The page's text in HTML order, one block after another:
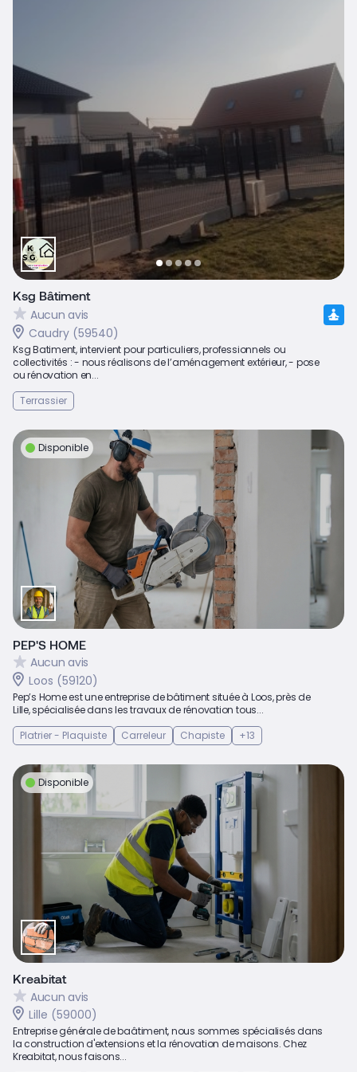
Ksg Bâtiment
Aucun avis
Caudry (59540)
Ksg Batiment, intervient pour particuliers, professionnels ou
collectivités : - nous réalisons de l’aménagement extérieur, - pose
ou rénovation en...
Terrassier
Disponible
PEP'S HOME
Aucun avis
Loos (59120)
Pep’s Home est une entreprise de bâtiment située à Loos, près de
Lille, spécialisée dans les travaux de rénovation tous...
Platrier - Plaquiste
Carreleur Chapiste +13
Disponible
Kreabitat
Aucun avis
Lille (59000)
Entreprise générale de baâtiment, nous sommes spécialisés dans
la construction d'extensions et la rénovation de maisons. Chez
Kreabitat, nous faisons...